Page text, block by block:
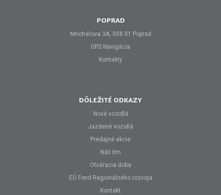
POPRAD
Mnoheľova 3A, 058 01 Poprad
GPS Navigácia
Kontakty
DÔLEŽITÉ ODKAZY
Nové vozidlá
Jazdené vozidlá
Predajné akcie
Náš tím
Otváracia doba
EÚ Fond Regionálneho rozvoja
Kontakt